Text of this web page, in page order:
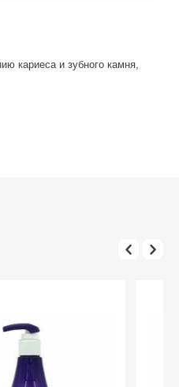
кариеса и зубного камня,